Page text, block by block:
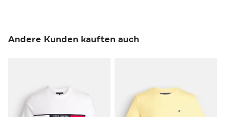
Andere Kunden kauften auch